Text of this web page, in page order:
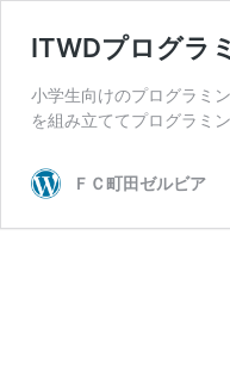
ITWDプログラ
小学生向けのプログラミ
を組み立ててプログラミ
ＦＣ町田ゼルビア